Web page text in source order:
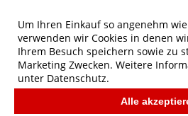
Yoko Fluo Hoodie
Um Ihren Einkauf so angenehm
verwenden wir Cookies in denen
Ihrem Besuch speichern sowie zu
Marketing Zwecken. Weitere
unter Datenschutz.
Alle